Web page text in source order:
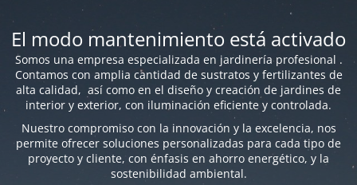
El modo mantenimiento está activado
Somos una empresa especializada en jardinería profesional .
Contamos con amplia cantidad de sustratos y fertilizantes de
alta calidad, así como en el diseño y creación de jardines de
interior y exterior, con iluminación eficiente y controlada.
Nuestro compromiso con la innovación y la excelencia, nos
permite ofrecer soluciones personalizadas para cada tipo de
proyecto y cliente, con énfasis en ahorro energético, y la
sostenibilidad ambiental.